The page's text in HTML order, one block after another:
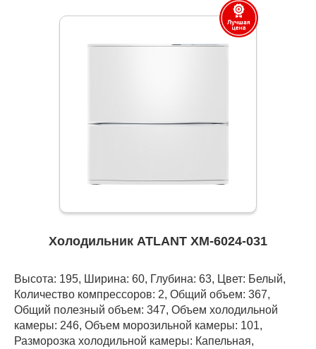
Холодильник ATLANT ХМ-6024-031
Высота: 195, Ширина: 60, Глубина: 63, Цвет: Белый,
Количество компрессоров: 2, Общий объем: 367,
Общий полезный объем: 347, Объем холодильной
камеры: 246, Объем морозильной камеры: 101,
Разморозка холодильной камеры: Капельная,